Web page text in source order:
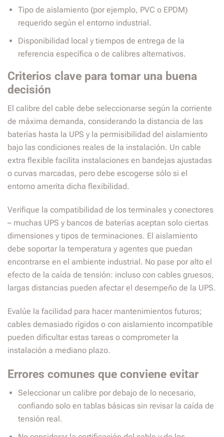
Tipo de aislamiento (por ejemplo, PVC o EPDM)
requerido según el entorno industrial.
Disponibilidad local y tiempos de entrega de la
referencia específica o de calibres alternativos.
Criterios clave para tomar una buena
decisión
El calibre del cable debe seleccionarse según la corriente
de máxima demanda, considerando la distancia de las
baterías hasta la UPS y la permisibilidad del aislamiento
bajo las condiciones reales de la instalación. Un cable
extra flexible facilita instalaciones en bandejas ajustadas
o curvas marcadas, pero debe escogerse sólo si el
entorno amerita dicha flexibilidad.
Verifique la compatibilidad de los terminales y conectores
– muchas UPS y bancos de baterías aceptan solo ciertas
dimensiones y tipos de terminaciones. El aislamiento
debe soportar la temperatura y agentes que puedan
encontrarse en el ambiente industrial. No pase por alto el
efecto de la caída de tensión: incluso con cables gruesos,
largas distancias pueden afectar el desempeño de la UPS.
Evalúe la facilidad para hacer mantenimientos futuros;
cables demasiado rígidos o con aislamiento incompatible
pueden dificultar estas tareas o comprometer la
instalación a mediano plazo.
Errores comunes que conviene evitar
Seleccionar un calibre por debajo de lo necesario,
confiando solo en tablas básicas sin revisar la caída de
tensión real.